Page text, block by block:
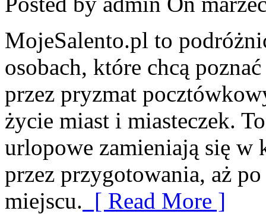
MojeSalento.pl to
osobach, które chcą
przez pryzmat
życie miast i miasteczek.
urlopowe zamieniają się
przez przygotowania, aż
miejscu. [ Read More ]